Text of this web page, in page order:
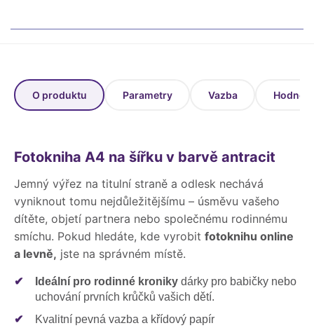
O produktu Parametry Vazba
Fotokniha A4 na šířku v barvě antracit
Jemný výřez na titulní straně a odlesk nechává
vyniknout tomu nejdůležitějšímu – úsměvu vašeho
dítěte, objetí partnera nebo společnému rodinnému
smíchu. Pokud hledáte, kde vyrobit fotoknihu online
a levně, jste na správném místě.
✔ Ideální pro rodinné kroniky dárky pro babičky nebo
uchování prvních krůčků vašich dětí.
✔
Kvalitní pevná vazba a křídový papír